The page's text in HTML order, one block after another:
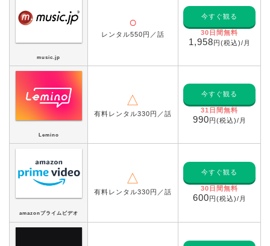
music.jp
○
レンタル550円／話
今すぐ観る
30日間無料
1,958円(税込)/月
Lemino
△
有料レンタル330円／話
今すぐ観る
31日間無料
990円(税込)/月
amazonプライムビデオ
△
有料レンタル330円／話
今すぐ観る
30日間無料
600円(税込)/月